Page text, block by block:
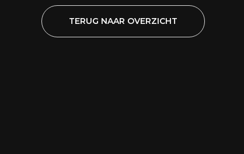
TERUG NAAR OVERZICHT